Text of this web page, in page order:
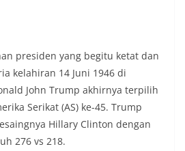
presiden yang begitu ketat dan
kelahiran 14 Juni 1946 di
John Trump akhirnya terpilih
Serikat (AS) ke-45. Trump
Hillary Clinton dengan
276 vs 218.